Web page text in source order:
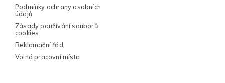
Podmínky ochrany osobních
údajů
Zásady používání souborů
cookies
Reklamační řád
Volná pracovní místa